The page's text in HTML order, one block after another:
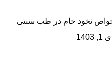
نخود خام در طب سنتی
1403